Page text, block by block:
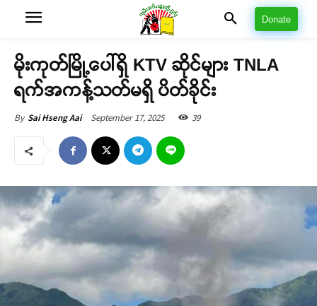
Donate
မိုးကုတ်မြို့ပေါ်ရှိ KTV ဆိုင်များ TNLA
ရက်အကန့်သတ်မရှိ ပိတ်ခိုင်း
By Sai Hseng Aai September 17, 2025 39